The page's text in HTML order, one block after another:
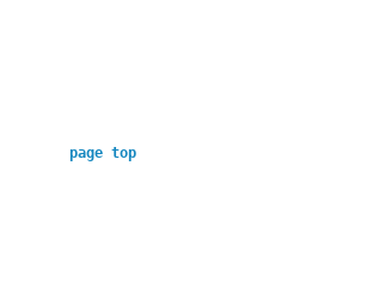
page top